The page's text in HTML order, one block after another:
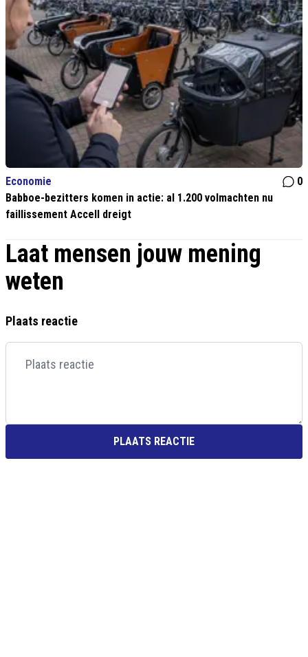
Economie
0
Babboe-bezitters komen in actie: al 1.200 volmachten nu
faillissement Accell dreigt
Laat mensen jouw mening
weten
Plaats reactie
PLAATS REACTIE